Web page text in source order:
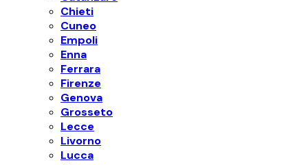
Chieti
Cuneo
Empoli
Enna
Ferrara
Firenze
Genova
Grosseto
Lecce
Livorno
Lucca